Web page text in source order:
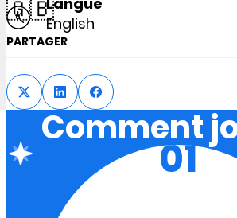
🇬🇧English
PARTAGER
Comment
01